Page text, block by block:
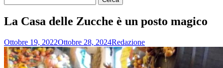
La Casa delle Zucche è un posto magico
Ottobre 19, 2022Ottobre 28, 2024Redazione